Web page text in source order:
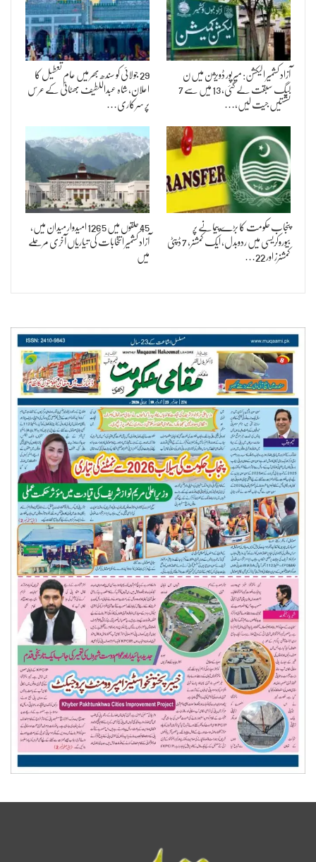
آزاد کشمیر الیکشن: میرپور ڈویژن میں ن
لیگ سبقت لے گئی، 13 میں سے 7
نشستیں جیت لیں،…
29 جولائی کو سندھ بھر میں عام تعطیل کا
اعلان، شاہ عبداللطیف بھٹائیؒ کے عرس
پر سرکاری…
پنجاب حکومت کا بڑے پیمانے پر
بیوروکریسی میں ردوبدل، ایک کمشنر، 7 ڈپٹی
کمشنرز اور 22…
45 حلقوں میں 1265 امیدوار میدان میں،
آزاد کشمیر انتخابات کی تیاریاں آخری مرحلے
میں